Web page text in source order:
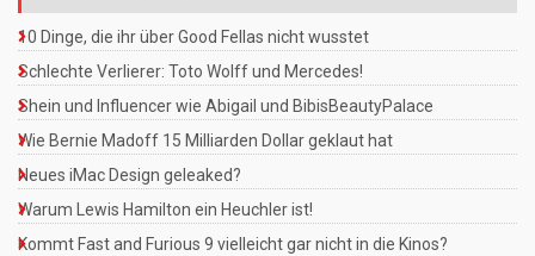
10 Dinge, die ihr über Good Fellas nicht wusstet
Schlechte Verlierer: Toto Wolff und Mercedes!
Shein und Influencer wie Abigail und BibisBeautyPalace
Wie Bernie Madoff 15 Milliarden Dollar geklaut hat
Neues iMac Design geleaked?
Warum Lewis Hamilton ein Heuchler ist!
Kommt Fast and Furious 9 vielleicht gar nicht in die Kinos?